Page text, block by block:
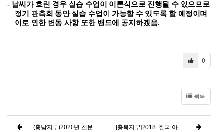
- 날씨가 흐린 경우 실습 수업이 이론식으로 진행될 수 있으므로
정기 관측회 동안 실습 수업이 가능할 수 있도록 할 예정이며
이로 인한 변동 사항 또한 밴드에 공지하겠음.
0
목록
(충남지부)2020년 천문지도사 3급연수 운영 공고 [충북지부]2018. 한국 아마추어천문학회 천문지도사 3급 연수 모집 안내